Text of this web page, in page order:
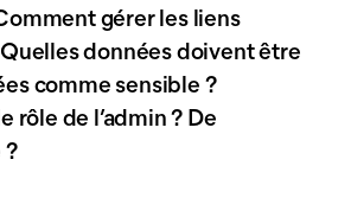
gérer les liens
données doivent être
comme sensible ?
rôle de l’admin ? De
?